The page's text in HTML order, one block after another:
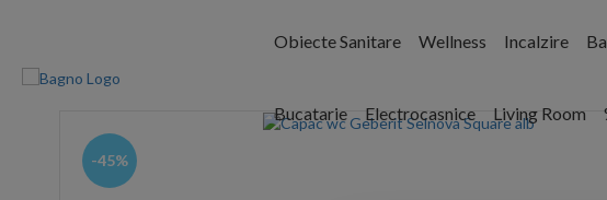
Obiecte Sanitare Wellness Incalzire
Bucatarie Electrocasnice Living Room
-45%